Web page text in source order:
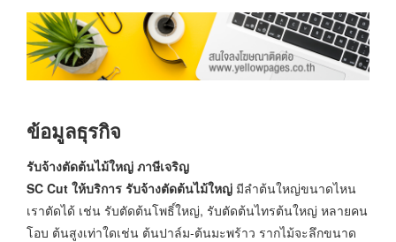
ข้อมูลธุรกิจ
รับจ้างตัดต้นไม้ใหญ่ ภาษีเจริญ
SC Cut ให้บริการ รับจ้างตัดต้นไม้ใหญ่ มีลำต้นใหญ่ขนาดไหน
เราตัดได้ เช่น รับตัดต้นโพธิ์ใหญ่, รับตัดต้นไทรต้นใหญ่ หลายคน
โอบ ต้นสูงเท่าใดเช่น ต้นปาล์ม-ต้นมะพร้าว รากไม้จะลึกขนาด